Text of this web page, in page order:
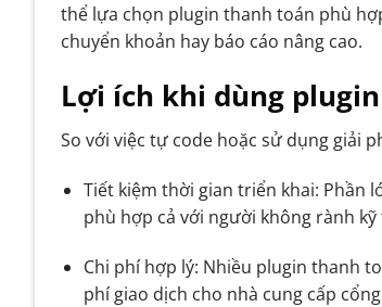
thể lựa chọn plugin thanh toán phù
chuyển khoản hay báo cáo nâng cao.
Lợi ích khi dùng
So với việc tự code hoặc sử dụng giải
Tiết kiệm thời gian triển khai: Phần
phù hợp cả với người không rành
Chi phí hợp lý: Nhiều plugin thanh
phí giao dịch cho nhà cung cấp